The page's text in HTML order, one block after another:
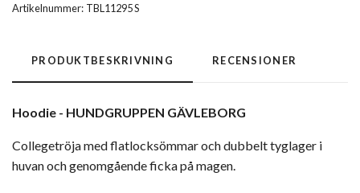
Artikelnummer: TBL11295 S
PRODUKTBESKRIVNING RECENSIONER
Hoodie - HUNDGRUPPEN GÄVLEBORG
Collegetröja med flatlocksömmar och dubbelt tyglager i
huvan och genomgående ficka på magen.